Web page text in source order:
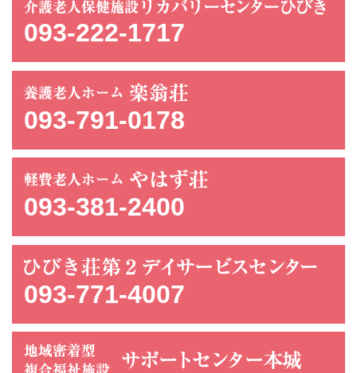
093-222-1717
093-791-0178
093-381-2400
093-771-4007